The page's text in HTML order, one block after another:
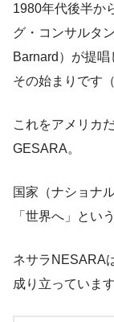
1980年代後半か
グ・コンサルタ
Barnard）が提
その始まりです
これをアメリカ
GESARA。
国家（ナショナ
「世界へ」とい
ネサラNESARA
成り立っています